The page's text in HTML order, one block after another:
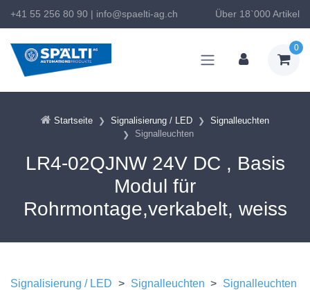
+41 55 256 80 90 | info@spaelti-ag.ch Über 18`000 Artikel
0
Startseite Signalisierung / LED
Signalleuchten
Signalleuchten
LR4-02QJNW 24V DC , Basis
Modul für
Rohrmontage,verkabelt, weiss
Signalisierung / LED > Signalleuchten > Signalleuchten